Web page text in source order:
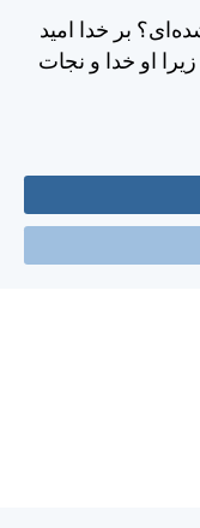
بر خدا اميد
او خدا و نجات